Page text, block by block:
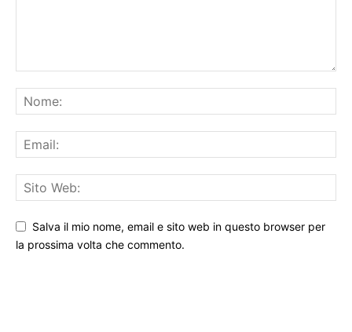
Salva il mio nome, email e sito web in questo browser per
la prossima volta che commento.